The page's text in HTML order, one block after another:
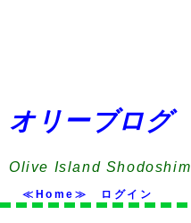
オリーブログ
Olive Island
≪Home≫ ログイン